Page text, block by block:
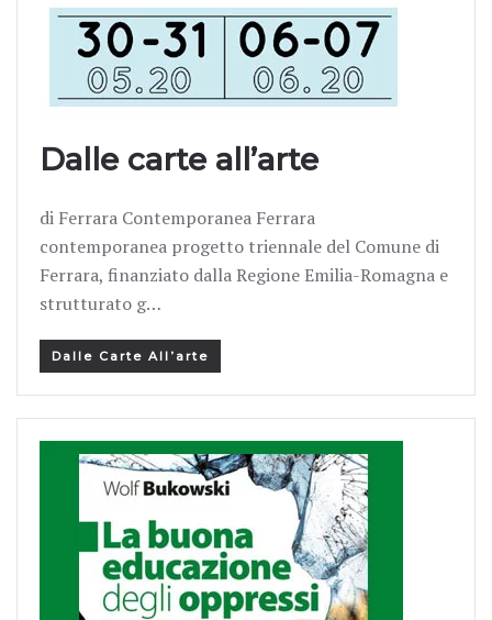
Dalle carte all’arte
di Ferrara Contemporanea Ferrara
contemporanea progetto triennale del Comune di
Ferrara, finanziato dalla Regione Emilia-Romagna e
strutturato g…
Dalle Carte All’arte